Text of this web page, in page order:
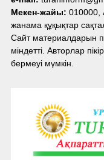
Мекен-жайы: 010000,
жанама құқықтар
Сайт материалдарын
міндетті. Авторлар
бермеуі мүмкін.